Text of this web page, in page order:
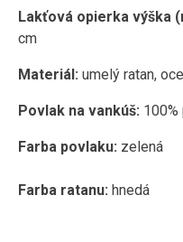
Lakťová opierka výška
cm
Materiál: umelý ratan,
Povlak na vankúš:
Farba povlaku: zelená
Farba ratanu: hnedá